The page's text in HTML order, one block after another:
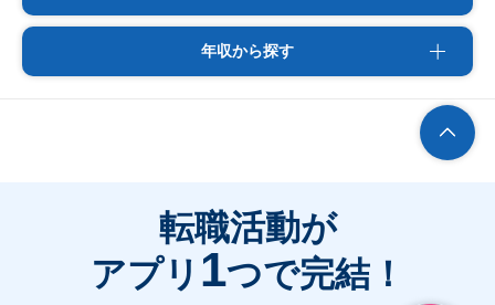
年収から探す
転職活動が
アプリ 1つで完結！